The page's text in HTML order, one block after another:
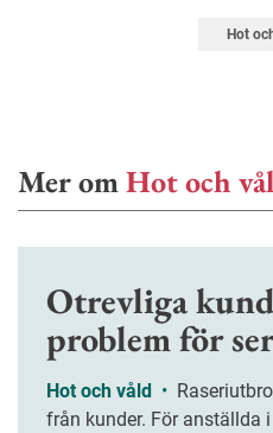
Hot
Mer omHot och
Otrevliga
problem för
Hot och våld •
från kunder. För anställda